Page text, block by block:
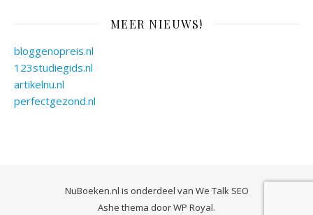
MEER NIEUWS!
bloggenopreis.nl
123studiegids.nl
artikelnu.nl
perfectgezond.nl
NuBoeken.nl is onderdeel van We Talk SEO
Ashe thema doorWP Royal.